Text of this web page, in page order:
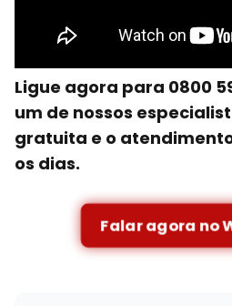
Ligue agora para 0800
um de nossos
gratuita e o
os dias.
Falar agora no